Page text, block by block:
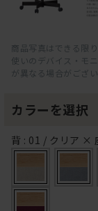
商品写真はできる限
使いのデバイス・モ
が異なる場合がござい
カラーを選択
背 : 01 / クリア ×